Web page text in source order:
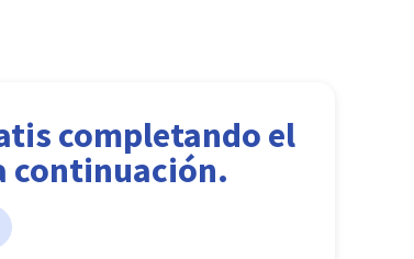
completando el
continuación.